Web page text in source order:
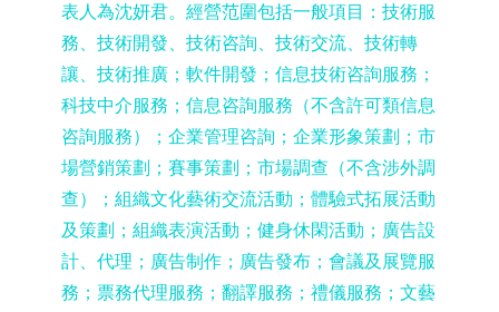
表人為沈妍君。經營范圍包括一般項目：技術服
務、技術開發、技術咨詢、技術交流、技術轉
讓、技術推廣；軟件開發；信息技術咨詢服務；
科技中介服務；信息咨詢服務（不含許可類信息
咨詢服務）；企業管理咨詢；企業形象策劃；市
場營銷策劃；賽事策劃；市場調查（不含涉外調
查）；組織文化藝術交流活動；體驗式拓展活動
及策劃；組織表演活動；健身休閑活動；廣告設
計、代理；廣告制作；廣告發布；會議及展覽服
務；票務代理服務；翻譯服務；禮儀服務；文藝